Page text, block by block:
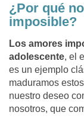
¿Por qué
imposible?
Los amores
adolescente, el
es un ejemplo
maduramos
nuestro deseo
nosotros, que